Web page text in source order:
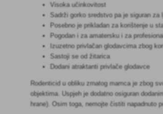
Visoka učinkovitost
Sadrži gorko sredstvo pa je siguran za
Posebno je prikladan za korištenje u
Pogodan i za amatersku i za
Izuzetno privlačan glodavcima zbog
Sastoji se od žitarica
Dodani atraktanti privlače glodavce
Rodenticid u obliku zrnatog mamca je zbog
objektima. Uspjeh je dodatno osiguran
hrane). Osim toga, nemojte čistiti napadnuto